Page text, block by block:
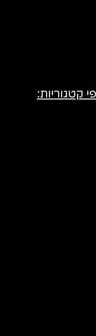
קטגוריות: